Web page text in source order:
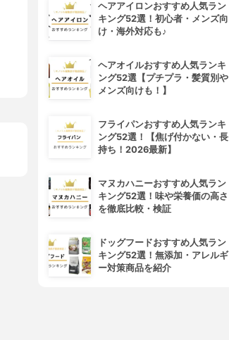
ヘアアイロンおすすめ人気ラン
キング52選！初心者・メンズ向
け・海外対応も♪
ヘアオイルおすすめ人気ランキ
ング52選【プチプラ・髪質別や
メンズ向けも！】
フライパンおすすめ人気ランキ
ング52選！【焦げ付かない・長
持ち！2026最新】
マヌカハニーおすすめ人気ラン
キング52選！味や栄養価の高さ
を徹底比較・検証
ドッグフードおすすめ人気ラン
キング52選！無添加・アレルギ
ー対策商品を紹介